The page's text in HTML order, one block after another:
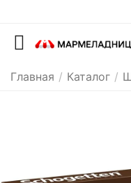
Главная / Каталог /